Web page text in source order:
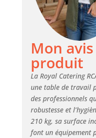
Mon
produit
La Royal Catering
une table de travail
des professionnels
robustesse et
210 kg, sa surface
font un équipement